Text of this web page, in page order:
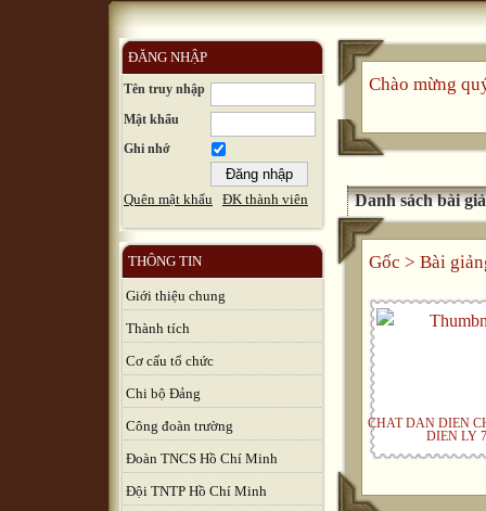
ĐĂNG NHẬP
Tên truy nhập
Mật khẩu
Ghi nhớ
Quên mật khẩu ĐK thành viên
THÔNG TIN
Giới thiệu chung
Thành tích
Cơ cấu tổ chức
Chi bộ Đảng
Công đoàn trường
Đoàn TNCS Hồ Chí Minh
Đội TNTP Hồ Chí Minh
Chào mừng
Danh sách bài
Gốc > Bài
CHAT DAN DIEN
DIEN LY